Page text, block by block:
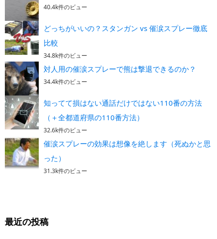
40.4k件のビュー
どっちがいいの？スタンガン vs 催涙スプレー徹底
比較
34.8k件のビュー
対人用の催涙スプレーで熊は撃退できるのか？
34.4k件のビュー
知ってて損はない通話だけではない110番の方法
（＋全都道府県の110番方法）
32.6k件のビュー
催涙スプレーの効果は想像を絶します（死ぬかと思
った）
31.3k件のビュー
最近の投稿